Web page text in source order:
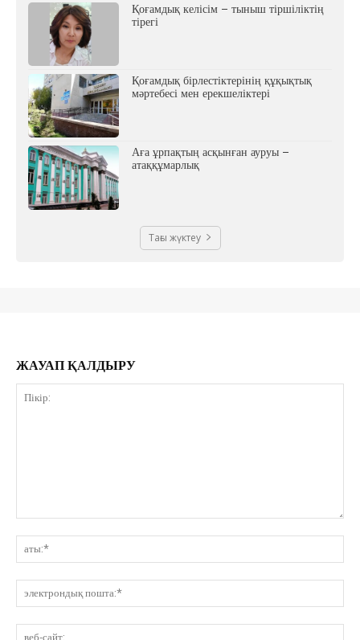
Қоғамдық келісім – тыныш тіршіліктің
тірегі
Қоғамдық бірлестіктерінің құқықтық
мәртебесі мен ерекшеліктері
Аға ұрпақтың асқынған ауруы –
атаққұмарлық
Тағы жүктеу
ЖАУАП ҚАЛДЫРУ